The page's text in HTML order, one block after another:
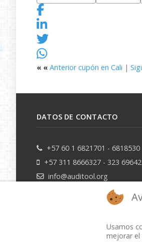
« « Anterior cupón en Cali |
DATOS DE CONTACTO
+57 60 1 6821701 - 6818530
+57 311 8666327 - 323
info@auditool.org
Bogotá, Colombia
Usamos
mejorar el